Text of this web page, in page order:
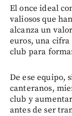
El once ideal
valiosos que
alcanza un
euros, una
club para
De ese equipo,
canteranos,
club y
antes de ser